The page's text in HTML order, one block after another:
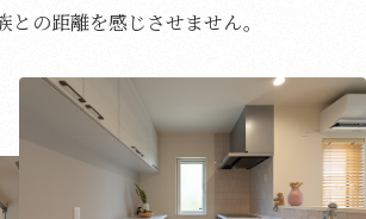
との距離を感じさせません。